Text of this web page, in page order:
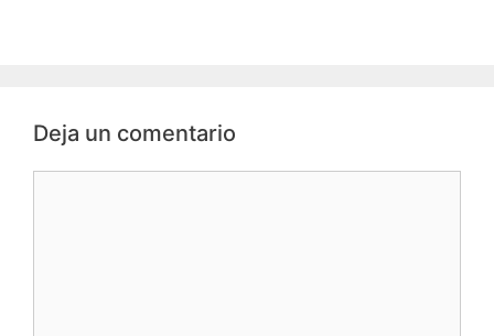
Deja un comentario